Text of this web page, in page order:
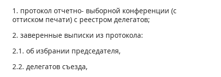
1. протокол отчетно- выборной конференции (с
оттиском печати) с реестром делегатов;
2. заверенные выписки из протокола:
2.1. об избрании председателя,
2.2. делегатов съезда,